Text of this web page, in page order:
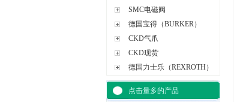
SMC电磁阀
德国宝得（BURKER）
CKD气爪
CKD现货
德国力士乐（REXROTH）
点击量多的产品